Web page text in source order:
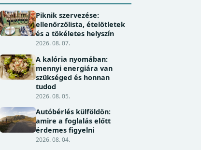
Piknik szervezése:
ellenőrzőlista, ételötletek
és a tökéletes helyszín
2026. 08. 07.
A kalória nyomában:
mennyi energiára van
szükséged és honnan
tudod
2026. 08. 05.
Autóbérlés külföldön:
amire a foglalás előtt
érdemes figyelni
2026. 08. 04.